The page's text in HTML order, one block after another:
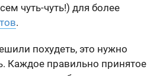
чуть-чуть!) для более
.
похудеть, это нужно
Каждое правильно принятое